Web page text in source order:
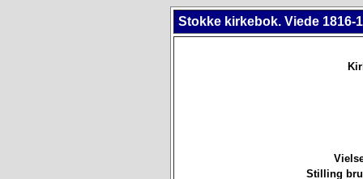
Stokke kirkebok. Viede 1816-
Stilling